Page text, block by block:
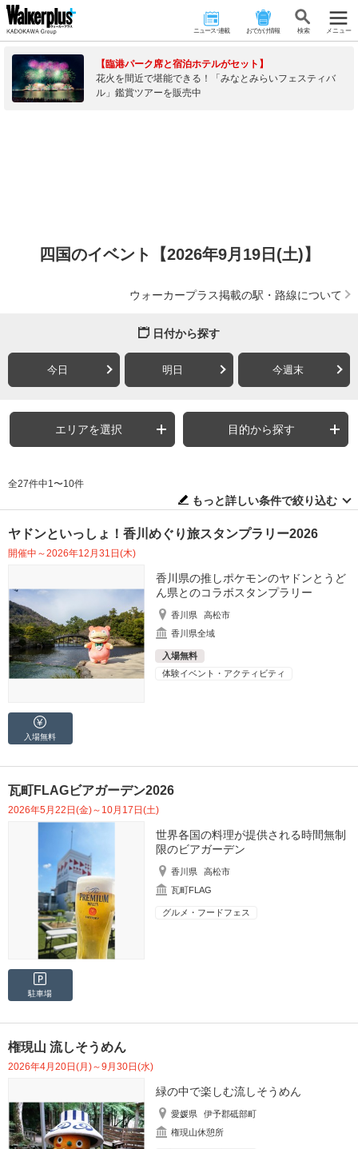
ニュース･連載 おでかけ情報 検 索 メニュー
【臨港パーク席と宿泊ホテルがセット】
花火を間近で堪能できる！「みなとみらいフェスティバ
ル」鑑賞ツアーを販売中
四国のイベント【2026年9月19日(土)】
ウォーカープラス掲載の駅・路線について
日付から探す
今日 明日 今週末
エリアを選択 目的から探す
全27件中1〜10件
もっと詳しい条件で絞り込む
ヤドンといっしょ！香川めぐり旅スタンプラリー2026
開催中～2026年12月31日(木)
香川県の推しポケモンのヤドンとうど
ん県とのコラボスタンプラリー
香川県
高松市
香川県全域
入場無料
体験イベント・アクティビティ
入場無料
瓦町FLAGビアガーデン2026
2026年5月22日(金)～10月17日(土)
世界各国の料理が提供される時間無制
限のビアガーデン
香川県
高松市
瓦町FLAG
グルメ・フードフェス
駐車場
権現山 流しそうめん
2026年4月20日(月)～9月30日(水)
緑の中で楽しむ流しそうめん
愛媛県
伊予郡砥部町
権現山休憩所